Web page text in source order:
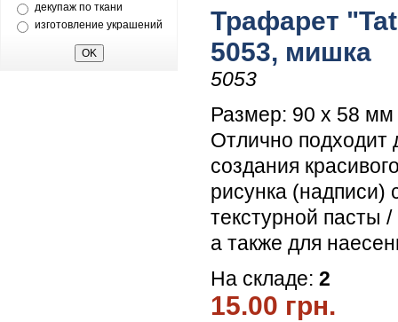
декупаж по ткани
изготовление украшений
Трафарет
5053, мишка
5053
Размер: 90 х 58 мм
Отлично подходит
создания
рисунка
текстурной пасты
а также для
На складе: 2
15.00 грн.